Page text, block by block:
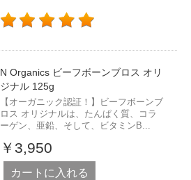
N Organics ビーフボーンブロス オリ
ジナル 125g
【オーガニック認証！】ビーフボーンブ
ロス オリジナルは、たんぱく質、コラ
ーゲン、亜鉛、そして、ビタミンB...
￥3,950
カートに入れる